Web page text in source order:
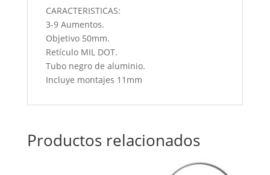
CARACTERISTICAS:
3-9 Aumentos.
Objetivo 50mm.
Retículo MIL DOT.
Tubo negro de aluminio.
Incluye montajes 11mm
Productos relacionados